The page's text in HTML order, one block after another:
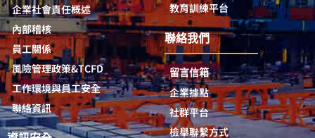
企業社會責任概述
內部稽核
員工關係
風險管理政策&TCFD
工作環境與員工安全
聯絡資訊
教育訓練平台
聯絡我們
留言信箱
企業據點
社群平台
檢舉聯繫方式